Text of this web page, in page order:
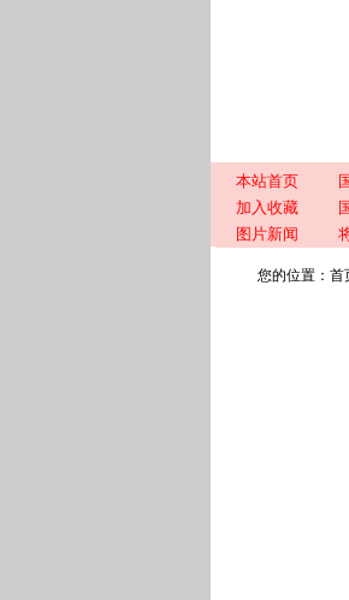
本站首页
加入收藏
图片新闻
您的位置： 首